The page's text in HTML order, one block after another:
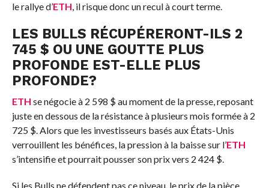
le rallye d’ETH, il risque donc un recul à court terme.
LES BULLS RÉCUPÉRERONT-ILS 2
745 $ OU UNE GOUTTE PLUS
PROFONDE EST-ELLE PLUS
PROFONDE?
ETH se négocie à 2 598 $ au moment de la presse, reposant
juste en dessous de la résistance à plusieurs mois formée à 2
725 $. Alors que les investisseurs basés aux États-Unis
verrouillent les bénéfices, la pression à la baisse sur l’ETH
s’intensifie et pourrait pousser son prix vers 2 424 $.
Si les Bulls ne défendent pas ce niveau, le prix de la pièce